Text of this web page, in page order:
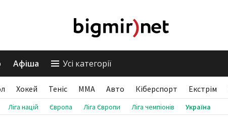
Афіша Усі категорії
Хокей Теніс ММА Авто Кіберспорт Екстрім
Ліга націй Європа Ліга Європи Ліга чемпіонів Україна